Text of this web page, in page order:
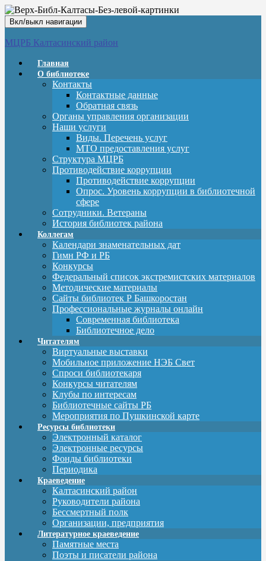
Вкл/выкл навигации
МЦРБ Калтасинский район
Главная
О библиотеке
Контакты
Контактные данные
Обратная связь
Органы управления организации
Наши услуги
Виды. Перечень услуг
МТО предоставления услуг
Структура МЦРБ
Противодействие коррупции
Противодействие коррупции
Опрос. Уровень коррупции в библиотечной
сфере
Сотрудники. Ветераны
История библиотек района
Коллегам
Календари знаменательных дат
Гимн РФ и РБ
Конкурсы
Федеральный список экстремистских материалов
Методические материалы
Сайты библиотек Р Башкоростан
Профессиональные журналы онлайн
Современная библиотека
Библиотечное дело
Читателям
Виртуальные выставки
Мобильное приложение НЭБ Свет
Спроси библиотекаря
Конкурсы читателям
Клубы по интересам
Библиотечные сайты РБ
Мероприятия по Пушкинской карте
Ресурсы библиотеки
Электронный каталог
Электронные ресурсы
Фонды библиотеки
Периодика
Краеведение
Калтасинский район
Руководители района
Бессмертный полк
Организации, предприятия
Литературное краеведение
Памятные места
Поэты и писатели района